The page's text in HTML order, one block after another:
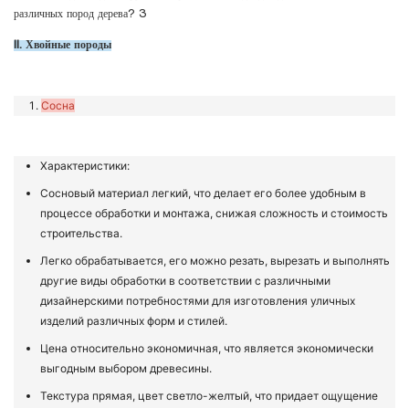
II. Хвойные породы
Сосна
Характеристики:
Сосновый материал легкий, что делает его более удобным в
процессе обработки и монтажа, снижая сложность и стоимость
строительства.
Легко обрабатывается, его можно резать, вырезать и выполнять
другие виды обработки в соответствии с различными
дизайнерскими потребностями для изготовления уличных
изделий различных форм и стилей.
Цена относительно экономичная, что является экономически
выгодным выбором древесины.
Текстура прямая, цвет светло-желтый, что придает ощущение